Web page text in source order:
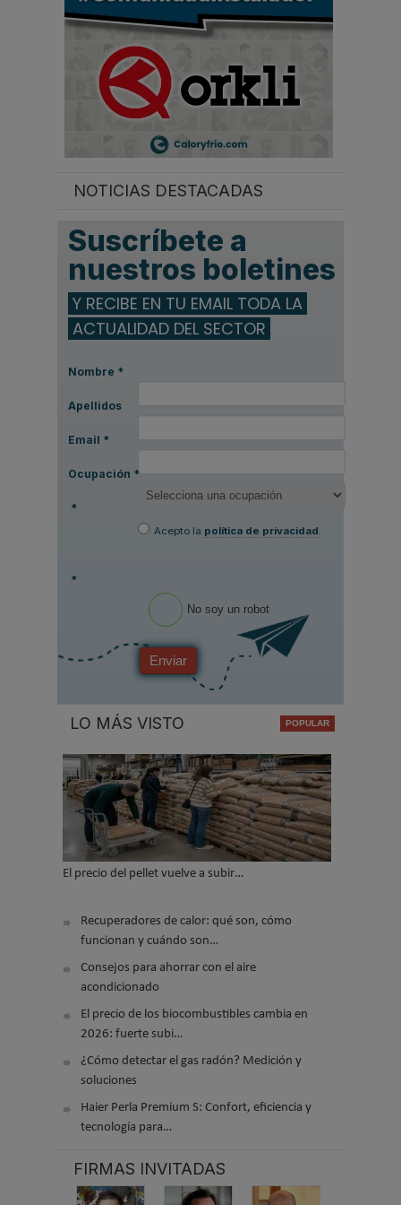
NOTICIAS DESTACADAS
Suscríbete a
nuestros boletines
Y RECIBE EN TU EMAIL TODA LA
ACTUALIDAD DEL SECTOR
Nombre *
Apellidos
Email *
Ocupación *
*
Acepto la política de privacidad.
*
No soy un robot
Enviar
LO MÁS VISTO
El precio del pellet vuelve a subir…
Recuperadores de calor: qué son, cómo
funcionan y cuándo son…
Consejos para ahorrar con el aire
acondicionado
El precio de los biocombustibles cambia en
2026: fuerte subi…
¿Cómo detectar el gas radón? Medición y
soluciones
Haier Perla Premium S: Confort, eficiencia y
tecnología para…
FIRMAS INVITADAS